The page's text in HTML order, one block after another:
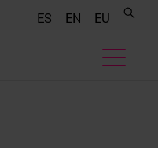
ES EN EU